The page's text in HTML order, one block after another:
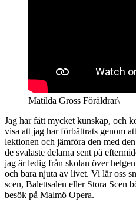
Matilda Gross Föräldrar\
Jag har fått mycket kunskap, och
visa att jag har förbättrats genom
lektionen och jämföra den med
de svalaste delarna sent på
jag är ledig från skolan över
och bara njuta av livet. Vi lär oss
scen, Balettsalen eller Stora Scen
besök på Malmö Opera.